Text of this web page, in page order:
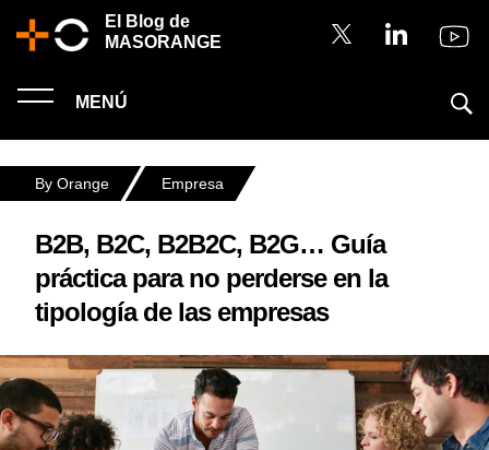
El Blog de
MASORANGE
MENÚ
By Orange Empresa
B2B, B2C, B2B2C, B2G… Guía
práctica para no perderse en la
tipología de las empresas